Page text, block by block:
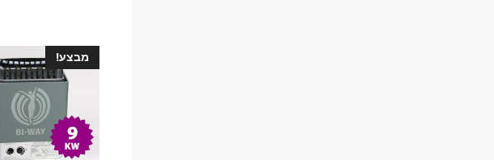
מבצע!